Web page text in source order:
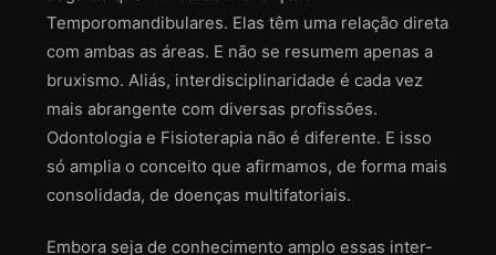
Temporomandibulares. Elas têm uma relação direta
com ambas as áreas. E não se resumem apenas a
bruxismo. Aliás, interdisciplinaridade é cada vez
mais abrangente com diversas profissões.
Odontologia e Fisioterapia não é diferente. E isso
só amplia o conceito que afirmamos, de forma mais
consolidada, de doenças multifatoriais.
Embora seja de conhecimento amplo essas inter-